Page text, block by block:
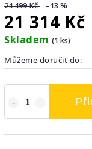
24 499 Kč –13 %
21 314 Kč
Skladem (1 ks)
Můžeme doručit do: